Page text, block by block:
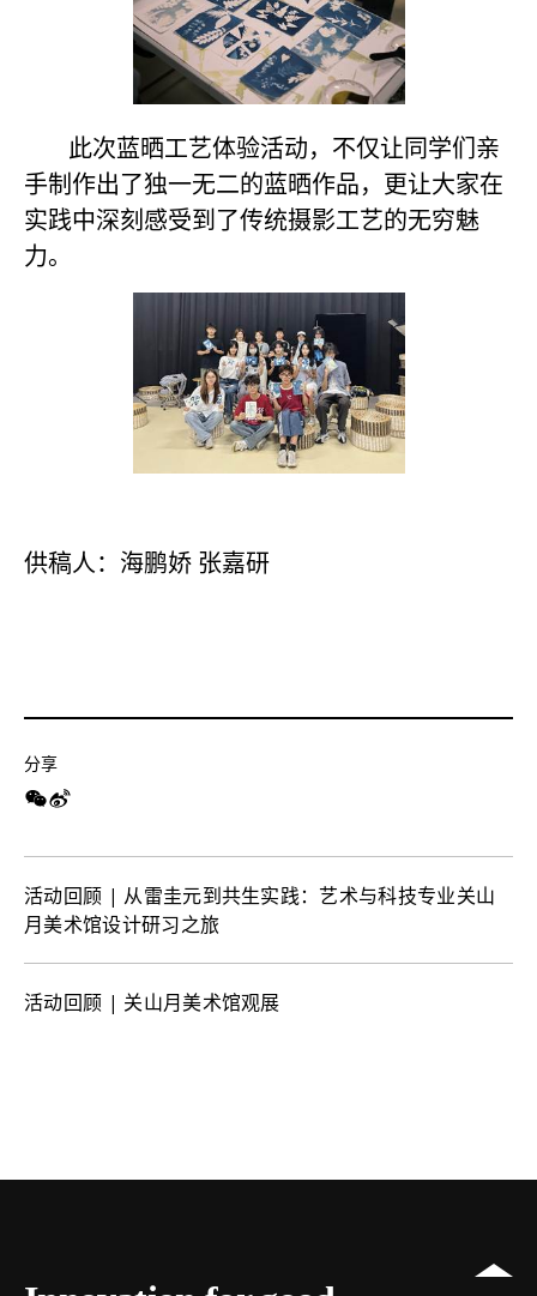
此次蓝晒工艺体验活动，不仅让同学们亲
手制作出了独一无二的蓝晒作品，更让大家在
实践中深刻感受到了传统摄影工艺的无穷魅
力。
供稿人：海鹏娇 张嘉研
分享
活动回顾 | 从雷圭元到共生实践：艺术与科技专业关山
月美术馆设计研习之旅
活动回顾 | 关山月美术馆观展